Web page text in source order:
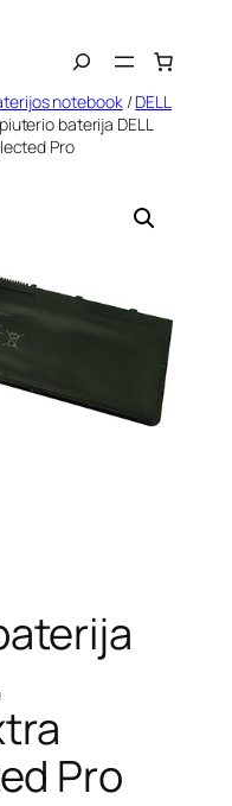
Search
notebook/DELL
baterija DELL
Pro
Pro